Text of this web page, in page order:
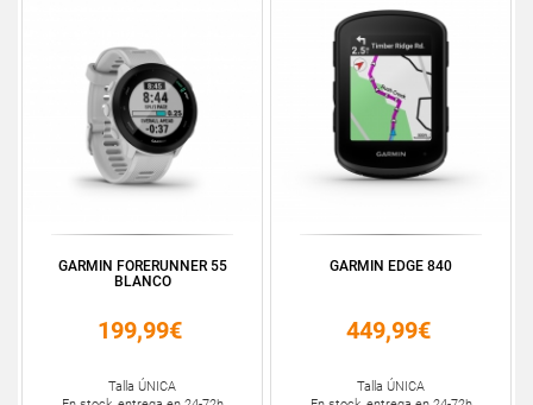
GARMIN FORERUNNER 55
BLANCO
199,99€
Talla ÚNICA
GARMIN EDGE 840
449,99€
Talla ÚNICA